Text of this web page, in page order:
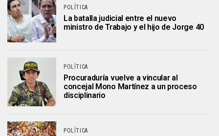
POLÍTICA
La batalla judicial entre el nuevo
ministro de Trabajo y el hijo de Jorge 40
POLÍTICA
Procuraduría vuelve a vincular al
concejal Mono Martínez a un proceso
disciplinario
POLÍTICA